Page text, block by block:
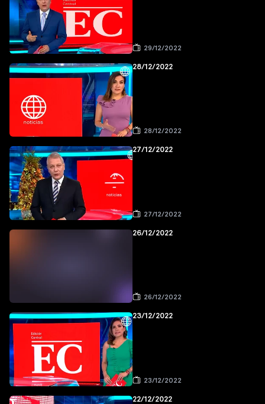
29/12/2022
28/12/2022
28/12/2022
27/12/2022
27/12/2022
26/12/2022
26/12/2022
23/12/2022
23/12/2022
22/12/2022